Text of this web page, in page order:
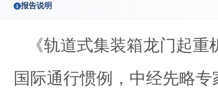
报告说明
《轨道式集装箱龙门起
国际通行惯例，中经先略